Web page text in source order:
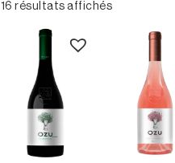
16 résultats affichés